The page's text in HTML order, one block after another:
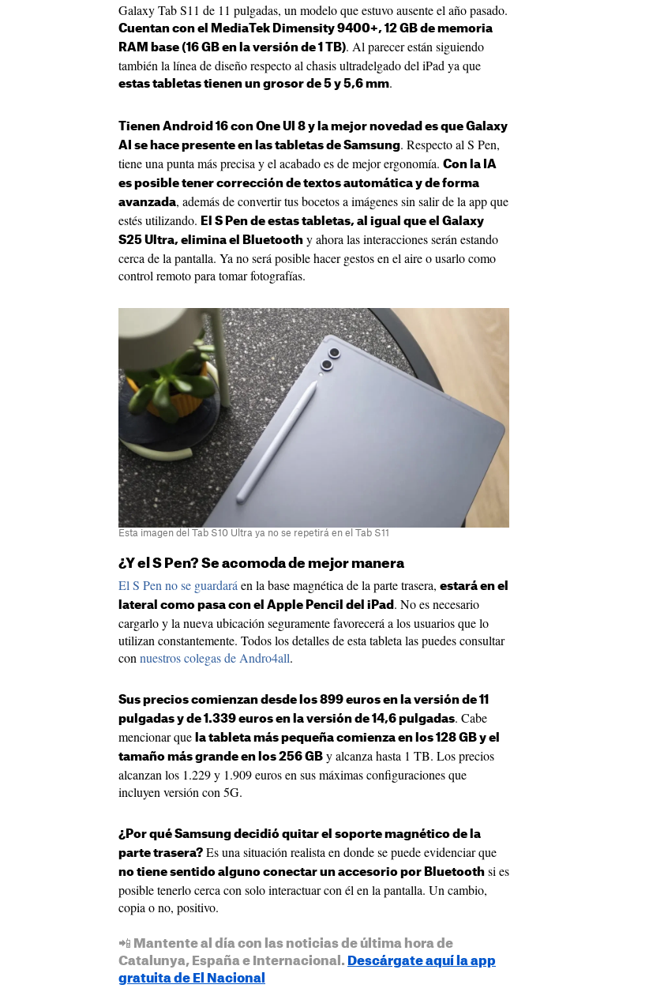
Galaxy Tab S11 de 11 pulgadas, un modelo que estuvo ausente el año pasado.
Cuentan con el MediaTek Dimensity 9400+, 12 GB de memoria
RAM base (16 GB en la versión de 1 TB). Al parecer están siguiendo
también la línea de diseño respecto al chasis ultradelgado del iPad ya que
estas tabletas tienen un grosor de 5 y 5,6 mm.
Tienen Android 16 con One UI 8 y la mejor novedad es que Galaxy
AI se hace presente en las tabletas de Samsung. Respecto al S Pen,
tiene una punta más precisa y el acabado es de mejor ergonomía. Con la IA
es posible tener corrección de textos automática y de forma
avanzada, además de convertir tus bocetos a imágenes sin salir de la app que
estés utilizando. El S Pen de estas tabletas, al igual que el Galaxy
S25 Ultra, elimina el Bluetooth y ahora las interacciones serán estando
cerca de la pantalla. Ya no será posible hacer gestos en el aire o usarlo como
control remoto para tomar fotografías.
Esta imagen del Tab S10 Ultra ya no se repetirá en el Tab S11
¿Y el S Pen? Se acomoda de mejor manera
El S Pen no se guardaráen la base magnética de la parte trasera, estará en el
lateral como pasa con el Apple Pencil del iPad . No es necesario
cargarlo y la nueva ubicación seguramente favorecerá a los usuarios que lo
utilizan constantemente. Todos los detalles de esta tableta las puedes consultar
connuestros colegas de Andro4all.
Sus precios comienzan desde los 899 euros en la versión de 11
pulgadas y de 1.339 euros en la versión de 14,6 pulgadas. Cabe
mencionar que la tableta más pequeña comienza en los 128 GB y el
tamaño más grande en los 256 GB y alcanza hasta 1 TB. Los precios
alcanzan los 1.229 y 1.909 euros en sus máximas configuraciones que
incluyen versión con 5G.
¿Por qué Samsung decidió quitar el soporte magnético de la
parte trasera? Es una situación realista en donde se puede evidenciar que
no tiene sentido alguno conectar un accesorio por Bluetooth si es
posible tenerlo cerca con solo interactuar con él en la pantalla. Un cambio,
copia o no, positivo.
📲 Mantente al día con las noticias de última hora de
Catalunya, España e Internacional. Descárgate aquí la app
gratuita de El Nacional